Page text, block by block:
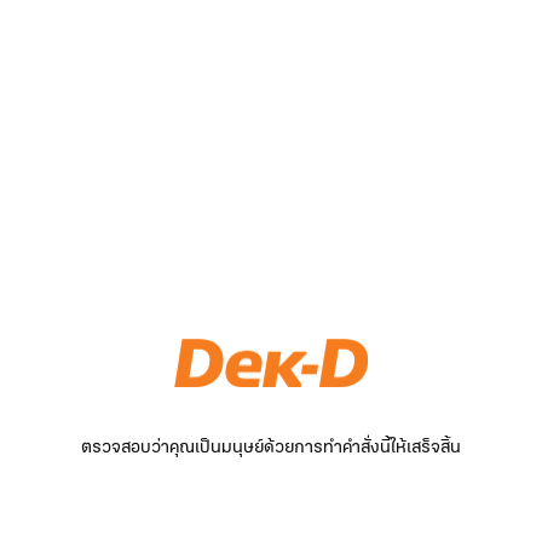
ตรวจสอบว่าคุณเป็นมนุษย์ด้วยการทำคำสั่งนี้ให้เสร็จสิ้น